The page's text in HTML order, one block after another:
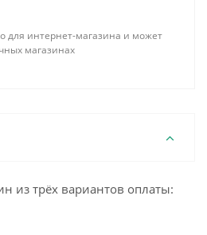
для интернет-магазина и может
магазинах
из трёх вариантов оплаты: